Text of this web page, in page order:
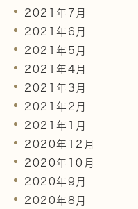
2021年7月
2021年6月
2021年5月
2021年4月
2021年3月
2021年2月
2021年1月
2020年12月
2020年10月
2020年9月
2020年8月